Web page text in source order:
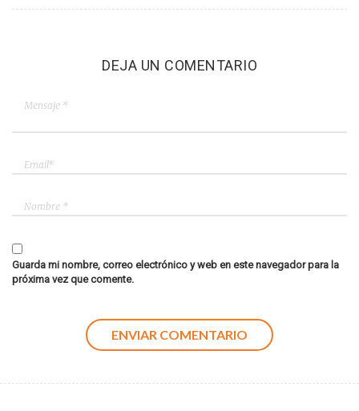
DEJA UN COMENTARIO
Guarda mi nombre, correo electrónico y web en este navegador para la
próxima vez que comente.